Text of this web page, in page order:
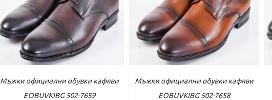
Към касата Виж повече
Мъжки официални обувки кафяви
EOBUVKIBG 502-7659
Към касата Виж повече
Мъжки официални обувки кафяви
EOBUVKIBG 502-7658